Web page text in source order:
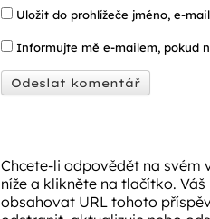
Uložit do prohlížeče jméno, e-
Informujte mě e-mailem, pokud
Chcete-li odpovědět na svém
níže a klikněte na tlačítko.
obsahovat URL tohoto